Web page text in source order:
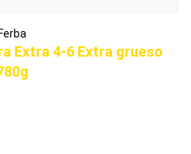
Ferba
Extra 4-6 Extra grueso